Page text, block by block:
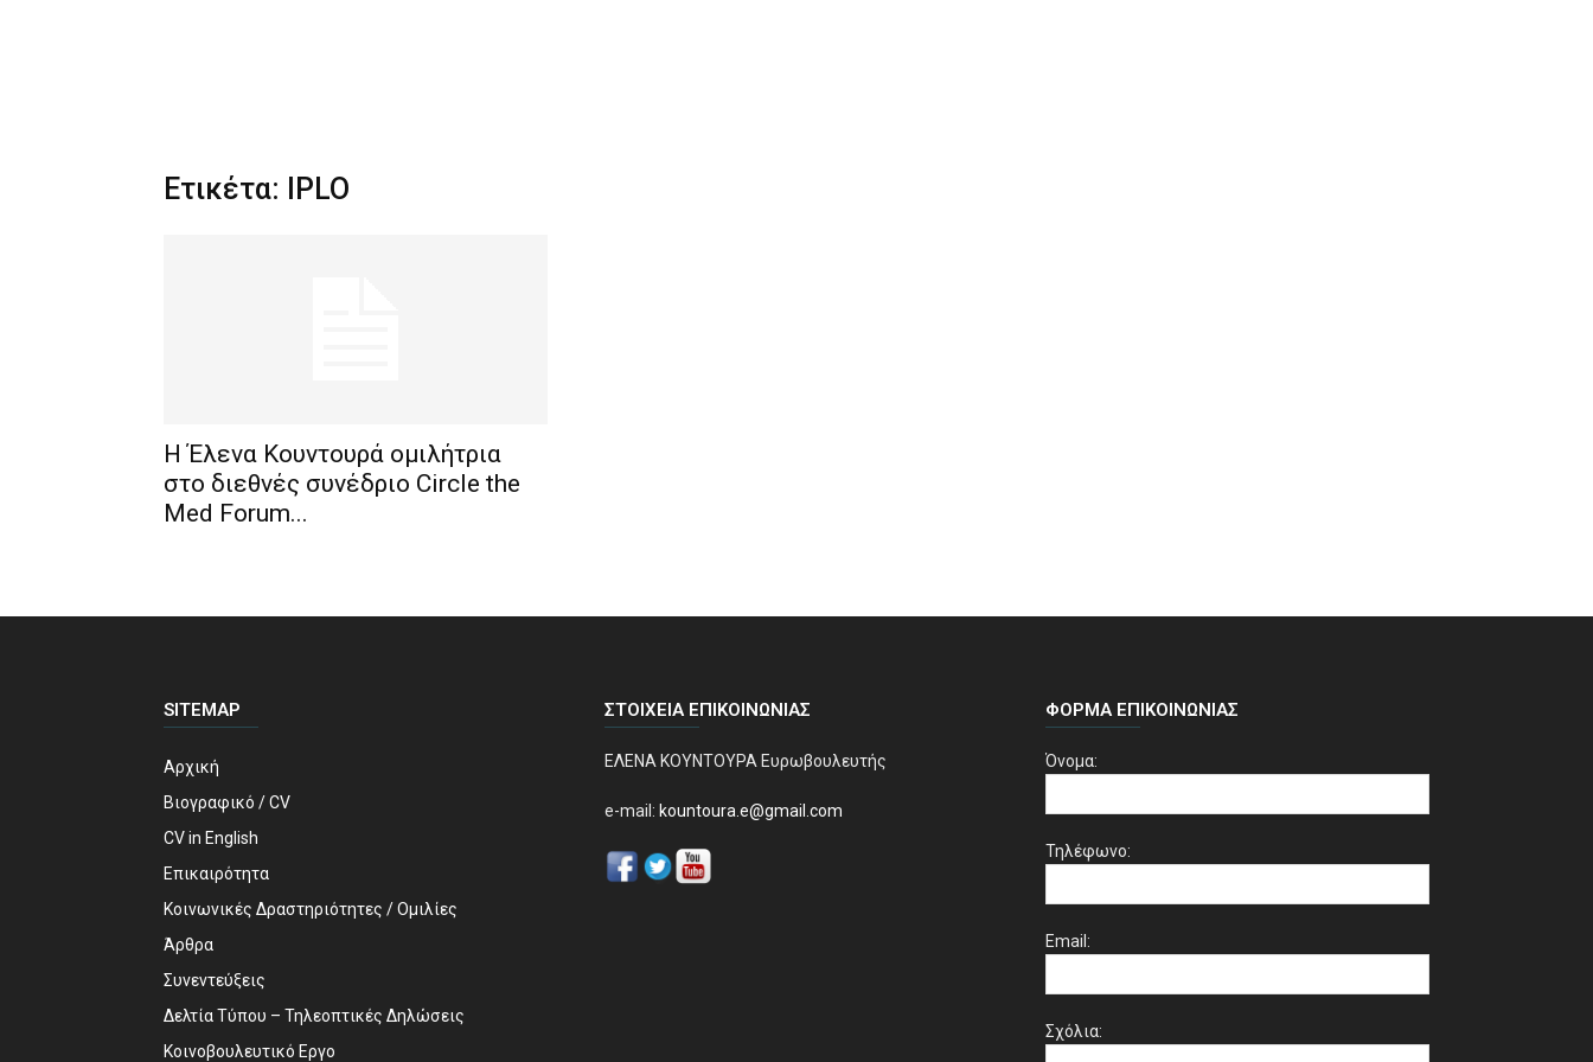
Ετικέτα: IPLO
H Έλενα Κουντουρά ομιλήτρια
στο διεθνές συνέδριο Circle the
Med Forum...
SITEMAP
Αρχική
Βιογραφικό / CV
CV in English
Επικαιρότητα
Κοινωνικές Δραστηριότητες / Ομιλίες
Άρθρα
Συνεντεύξεις
Δελτία Τύπου – Τηλεοπτικές Δηλώσεις
Κοινοβουλευτικό Εργο
ΣΤΟΙΧΕΊΑ ΕΠΙΚΟΙΝΩΝΊΑΣ
ΕΛΕΝΑ ΚΟΥΝΤΟΥΡΑ Ευρωβουλευτής
e-mail: kountoura.e@gmail.com
ΦΌΡΜΑ ΕΠΙΚΟΙΝΩΝΊΑΣ
Όνομα:
Τηλέφωνο:
Email:
Σχόλια: